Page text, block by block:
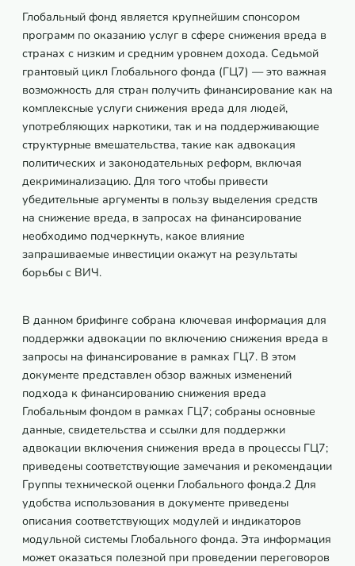
Глобальный фонд является крупнейшим спонсором
программ по оказанию услуг в сфере снижения вреда в
странах с низким и средним уровнем дохода. Седьмой
грантовый цикл Глобального фонда (ГЦ7) — это важная
возможность для стран получить финансирование как на
комплексные услуги снижения вреда для людей,
употребляющих наркотики, так и на поддерживающие
структурные вмешательства, такие как адвокация
политических и законодательных реформ, включая
декриминализацию. Для того чтобы привести
убедительные аргументы в пользу выделения средств
на снижение вреда, в запросах на финансирование
необходимо подчеркнуть, какое влияние
запрашиваемые инвестиции окажут на результаты
борьбы с ВИЧ.
В данном брифинге собрана ключевая информация для
поддержки адвокации по включению снижения вреда в
запросы на финансирование в рамках ГЦ7. В этом
документе представлен обзор важных изменений
подхода к финансированию снижения вреда
Глобальным фондом в рамках ГЦ7; собраны основные
данные, свидетельства и ссылки для поддержки
адвокации включения снижения вреда в процессы ГЦ7;
приведены соответствующие замечания и рекомендации
Группы технической оценки Глобального фонда.2 Для
удобства использования в документе приведены
описания соответствующих модулей и индикаторов
модульной системы Глобального фонда. Эта информация
может оказаться полезной при проведении переговоров